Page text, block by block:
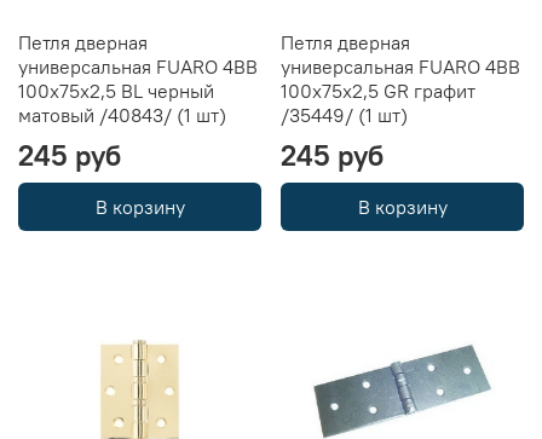
Петля дверная
универсальная FUARO 4BB
100x75x2,5 BL черный
матовый /40843/ (1 шт)
245 руб
В корзину
Петля дверная
универсальная FUARO 4BB
100x75x2,5 GR графит
/35449/ (1 шт)
245 руб
В корзину